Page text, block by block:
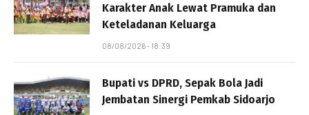
Karakter Anak Lewat Pramuka dan
Keteladanan Keluarga
08/08/2026 - 18:39
Bupati vs DPRD, Sepak Bola Jadi
Jembatan Sinergi Pemkab Sidoarjo